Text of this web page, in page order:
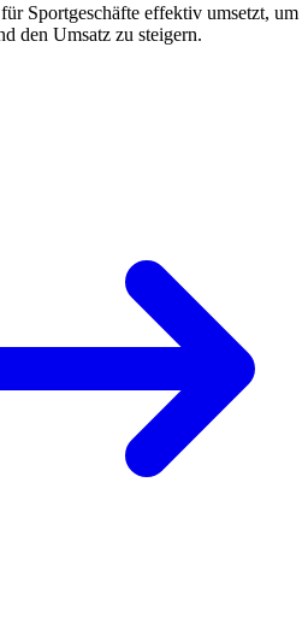
Sportgeschäfte effektiv umsetzt, um
den Umsatz zu steigern.